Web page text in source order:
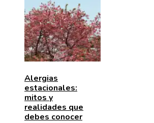
Alergias
estacionales:
mitos y
realidades que
debes conocer